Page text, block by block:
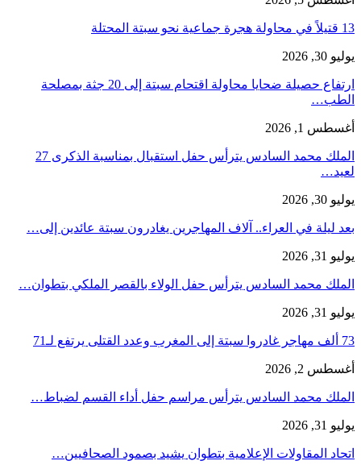
13 قتيلاً في محاولة هجرة جماعية نحو سبتة المحتلة
يوليو 30, 2026
ارتفاع حصيلة ضحايا محاولة اقتحام سبتة إلى 20 جثة بمصلحة
الطب…
أغسطس 1, 2026
الملك محمد السادس يترأس حفل استقبال بمناسبة الذكرى 27
لعيد…
يوليو 30, 2026
بعد ليلة في العراء.. آلاف المهاجرين يغادرون سبتة عائدين إلى…
يوليو 31, 2026
الملك محمد السادس يترأس حفل الولاء بالقصر الملكي بتطوان…
يوليو 31, 2026
73 ألف مهاجر غادروا سبتة إلى المغرب وعدد القتلى يرتفع لـ71
أغسطس 2, 2026
الملك محمد السادس يترأس مراسم حفل أداء القسم لضباط…
يوليو 31, 2026
اتحاد المقاولات الإعلامية بتطوان يشيد بصمود الصحافيين…